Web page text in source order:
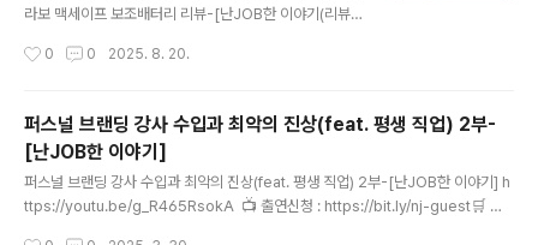
━━━━━━━━━━━━━헤드헌터 윤재홍의 난J
━━━━━━━━━━━━..
라보 맥세이프 보조배터리 리뷰-[난JOB한 이야기(리뷰)]
s://bit.ly/nj-guest🛒 스토어 : https://bit.ly/nj-store
좋아하는 헤드헌터 책 : https://bit.ly/book-NJ💵 후원
계좌 : 하나은행 333-910018-39107 윤재홍━━━━
━━━━━━━━━━━━━━━━━━━━━👆
구독과 👍좋아요 🔔알림설정 🙏부탁드립니다.━━━━
━━━━━━━━━━━━━━━━━━━━━헤
0 0 2025. 8. 20.
퍼스널 브랜딩 강사 수입과 최악의 진상(feat. 평생 직업) 2부-
[난JOB한 이야기]
퍼스널 브랜딩 강사 수입과 최악의 진상(feat. 평생 직업) 2부-[난JOB한 이야기] h
ttps://youtu.be/g_R465RsokA 📺 출연신청 : https://bit.ly/nj-guest🛒 스